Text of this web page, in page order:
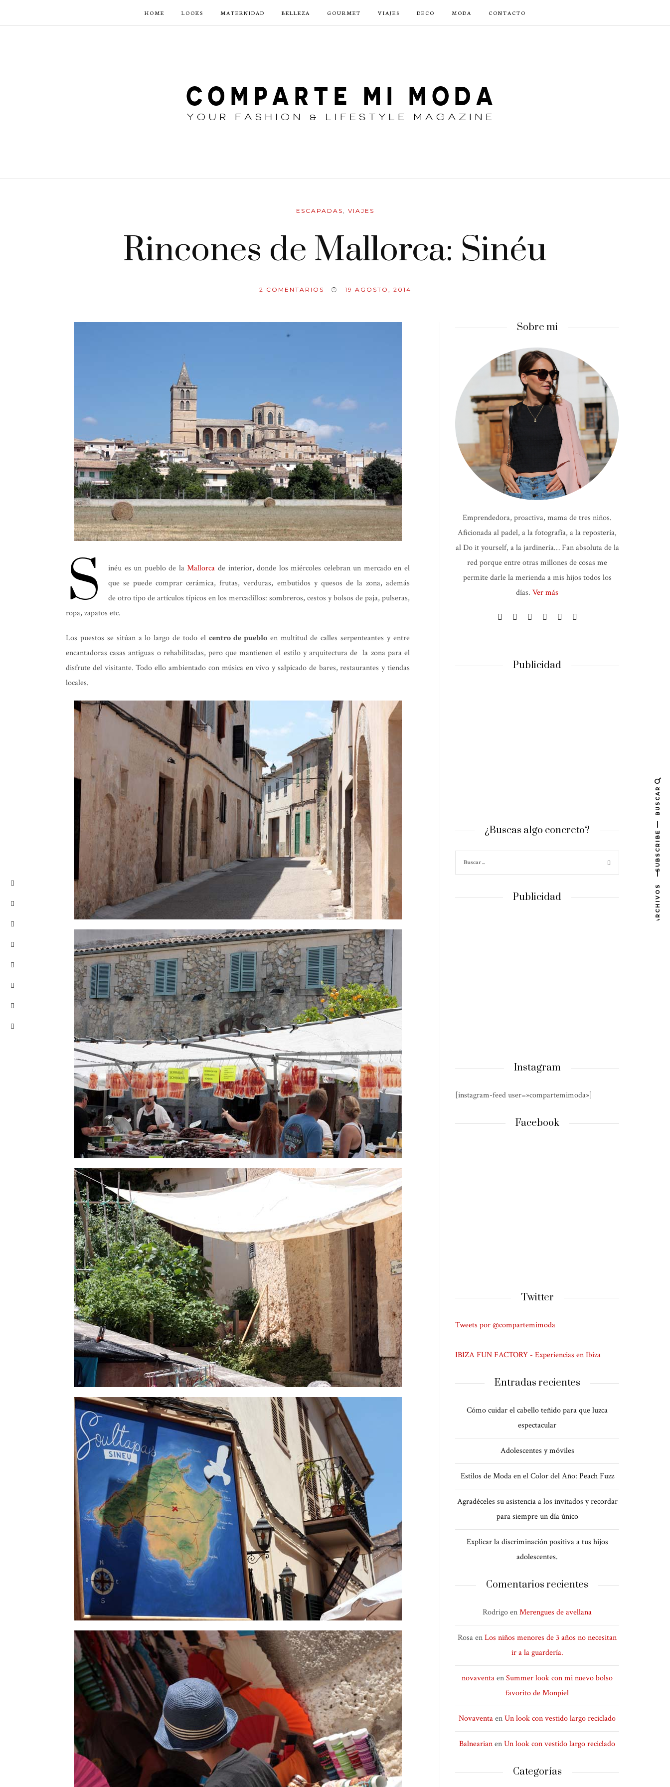
HOME LOOKS MATERNIDAD BELLEZA GOURMET VIAJES DECO MODA CONTACTO
ESCAPADAS, VIAJES
Rincones de Mallorca: Sinéu
2 COMENTARIOS 19 AGOSTO, 2014
S inéu es un pueblo de laMallorca de interior, donde los miércoles celebran un mercado en el
que se puede comprar cerámica, frutas, verduras, embutidos y quesos de la zona, además
de otro tipo de artículos típicos en los mercadillos: sombreros, cestos y bolsos de paja, pulseras,
ropa, zapatos etc.
Los puestos se sitúan a lo largo de todo el centro de puebloen multitud de calles serpenteantes y entre
encantadoras casas antiguas o rehabilitadas, pero que mantienen el estilo y arquitectura de la zona para el
disfrute del visitante. Todo ello ambientado con música en vivo y salpicado de bares, restaurantes y tiendas
locales.
Sobre mi
Emprendedora, proactiva, mama de tres niños.
Aficionada al padel, a la fotografía, a la repostería,
al Do it yourself, a la jardinería… Fan absoluta de la
red porque entre otras millones de cosas me
permite darle la merienda a mis hijos todos los
días. Ver más
Publicidad
¿Buscas algo concreto?
Publicidad
Instagram
[instagram-feed user=»compartemimoda»]
Facebook
Twitter
Tweets por @compartemimoda
IBIZA FUN FACTORY - Experiencias en Ibiza
Entradas recientes
Cómo cuidar el cabello teñido para que luzca
espectacular
Adolescentes y móviles
Estilos de Moda en el Color del Año: Peach Fuzz
Agradéceles su asistencia a los invitados y recordar
para siempre un día único
Explicar la discriminación positiva a tus hijos
adolescentes.
Comentarios recientes
RodrigoenMerengues de avellana
RosaenLos niños menores de 3 años no necesitan
ir a la guardería.
novaventaenSummer look con mi nuevo bolso
favorito de Monpiel
NovaventaenUn look con vestido largo reciclado
BalnearianenUn look con vestido largo reciclado
Categorías
BUSCAR
SUBSCRIBE
ARCHIVOS